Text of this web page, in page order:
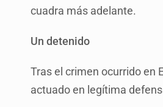
cuadra más adelante.
Un detenido
Tras el crimen ocurrido en
actuado en legítima